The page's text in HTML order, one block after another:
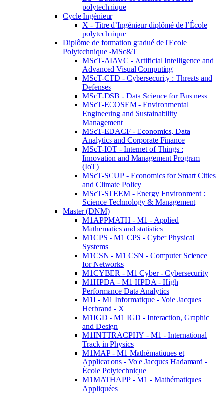
polytechnique
Cycle Ingénieur
X - Titre d’Ingénieur diplômé de l’École
polytechnique
Diplôme de formation gradué de l'Ecole
Polytechnique -MSc&T
MScT-AIAVC - Artificial Intelligence and
Advanced Visual Computing
MScT-CTD - Cybersecurity : Threats and
Defenses
MScT-DSB - Data Science for Business
MScT-ECOSEM - Environmental
Engineering and Sustainability
Management
MScT-EDACF - Economics, Data
Analytics and Corporate Finance
MScT-IOT - Internet of Things :
Innovation and Management Program
(IoT)
MScT-SCUP - Economics for Smart Cities
and Climate Policy
MScT-STEEM - Energy Environment :
Science Technology & Management
Master (DNM)
M1APPMATH - M1 - Applied
Mathematics and statistics
M1CPS - M1 CPS - Cyber Physical
Systems
M1CSN - M1 CSN - Computer Science
for Networks
M1CYBER - M1 Cyber - Cybersecurity
M1HPDA - M1 HPDA - High
Performance Data Analytics
M1I - M1 Informatique - Voie Jacques
Herbrand - X
M1IGD - M1 IGD - Interaction, Graphic
and Design
M1INTTRACPHY - M1 - International
Track in Physics
M1MAP - M1 Mathématiques et
Applications - Voie Jacques Hadamard -
École Polytechnique
M1MATHAPP - M1 - Mathématiques
Appliquées